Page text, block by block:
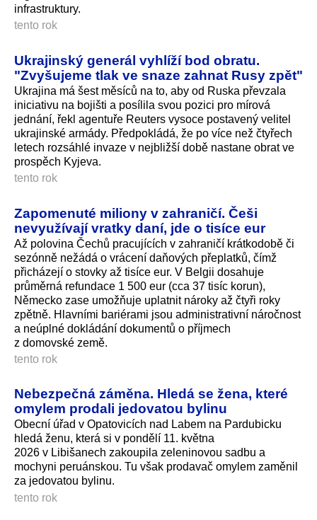
infrastruktury.
tento rok
Ukrajinský generál vyhlíží bod obratu.
"Zvyšujeme tlak ve snaze zahnat Rusy zpět"
Ukrajina má šest měsíců na to, aby od Ruska převzala
iniciativu na bojišti a posílila svou pozici pro mírová
jednání, řekl agentuře Reuters vysoce postavený velitel
ukrajinské armády. Předpokládá, že po více než čtyřech
letech rozsáhlé invaze v nejbližší době nastane obrat ve
prospěch Kyjeva.
tento rok
Zapomenuté miliony v zahraničí. Češi
nevyužívají vratky daní, jde o tisíce eur
Až polovina Čechů pracujících v zahraničí krátkodobě či
sezónně nežádá o vrácení daňových přeplatků, čímž
přicházejí o stovky až tisíce eur. V Belgii dosahuje
průměrná refundace 1 500 eur (cca 37 tisíc korun),
Německo zase umožňuje uplatnit nároky až čtyři roky
zpětně. Hlavními bariérami jsou administrativní náročnost
a neúplné dokládání dokumentů o příjmech
z domovské země.
tento rok
Nebezpečná záměna. Hledá se žena, které
omylem prodali jedovatou bylinu
Obecní úřad v Opatovicích nad Labem na Pardubicku
hledá ženu, která si v pondělí 11. května
2026 v Libišanech zakoupila zeleninovou sadbu a
mochyni peruánskou. Tu však prodavač omylem zaměnil
za jedovatou bylinu.
tento rok